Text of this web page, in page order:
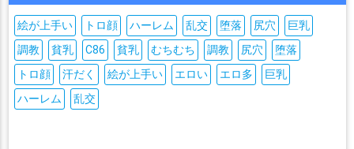
絵が上手い トロ顔 ハーレム 乱交 堕落 尻穴
巨乳
調教
貧乳 C86 貧乳 むちむち 調教 尻穴
堕落
トロ顔
汗だく 絵が上手い エロい エロ多
巨乳
ハーレム
乱交